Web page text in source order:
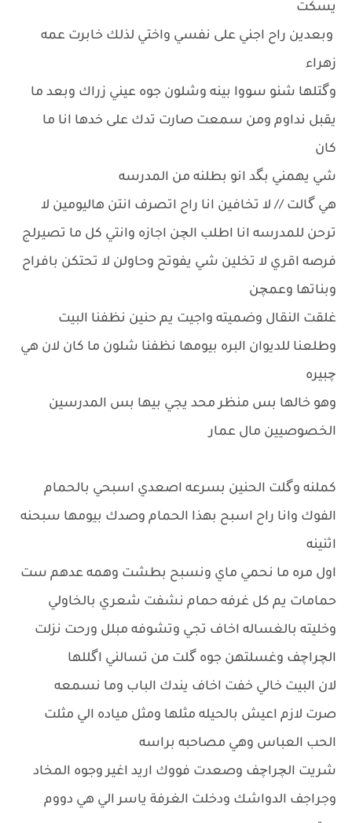
يسكت
وبعدين راح اجني على نفسي واختي لذلك خابرت عمه
زهراء
وگتلها شنو سووا بينه وشلون جوه عيني زراك وبعد ما
يقبل نداوم ومن سمعت صارت تدك على خدها انا ما
كان
شي يهمني بگد انو بطلنه من المدرسه
هي گالت // لا تخافين انا راح اتصرف انتن هاليومين لا
ترحن للمدرسه انا اطلب الچن اجازه وانتي كل ما تصيرلج
فرصه اقري لا تخلين شي يفوتح وحاولن لا تحتكن بافراح
وبناتها وعمچن
غلقت النقال وضميته واجيت يم حنين نظفنا البيت
وطلعنا للديوان البره بيومها نظفنا شلون ما كان لان هي
چبيره
وهو خالها بس منظر محد يجي بيها بس المدرسين
الخصوصيين مال عمار
كملنه وگلت الحنين بسرعه اصعدي اسبحي بالحمام
الفوك وانا راح اسبح بهذا الحمام وصدك بيومها سبحنه
اثنينه
اول مره ما نحمي ماي ونسبح بطشت وهمه عدهم ست
حمامات يم كل غرفه حمام نشفت شعري بالخاولي
وخليته بالغساله اخاف تجي وتشوفه مبلل ورحت نزلت
الچراچف وغسلتهن جوه گلت من تسالني اگللها
لان البيت خالي خفت اخاف يندك الباب وما نسمعه
صرت لازم اعيش بالحيله مثلها ومثل مياده الي مثلت
الحب العباس وهي مصاحبه براسه
شريت الچراچف وصعدت فووك اريد اغير وجوه المخاد
وجراجف الدواشك ودخلت الغرفة ياسر الي هي دووم